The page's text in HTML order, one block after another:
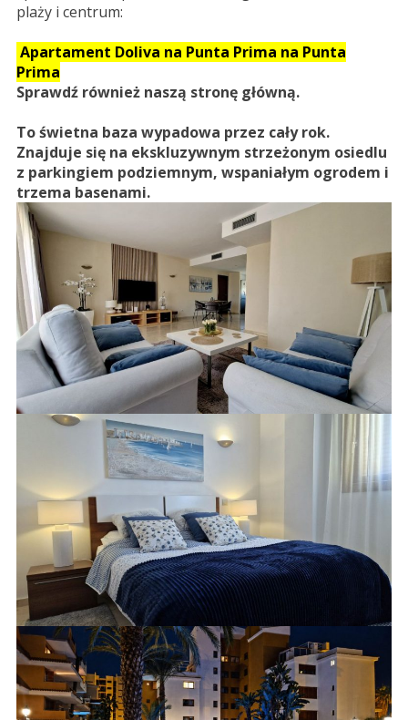
plaży i centrum:
Apartament Doliva na Punta Prima na Punta
Prima
Sprawdź również naszą stronę główną.
To świetna baza wypadowa przez cały rok.
Znajduje się na ekskluzywnym strzeżonym osiedlu
z parkingiem podziemnym, wspaniałym ogrodem i
trzema basenami.